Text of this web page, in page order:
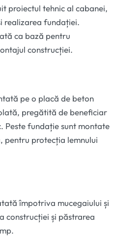
proiectul tehnic al cabanei,
realizarea fundației.
ca bază pentru
construcției.
pe o placă de beton
pregătită de beneficiar
Peste fundație sunt montate
protecția lemnului
împotriva mucegaiului și
construcției și păstrarea